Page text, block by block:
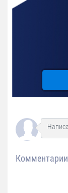
Комментарии